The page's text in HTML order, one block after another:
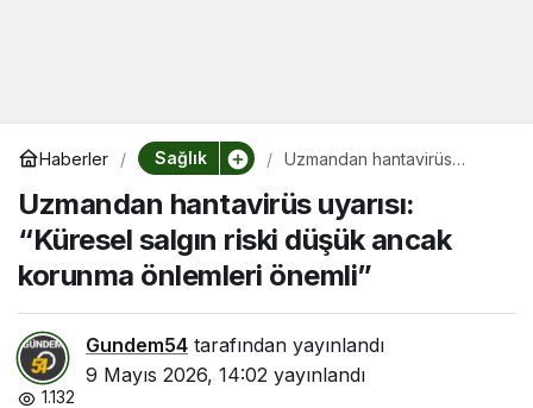
Haberler Sağlık
Uzmandan hantavirüs
düşük ancak korunma
önlemleri önemli”
Uzmandan hantavirüs uyarısı:
“Küresel salgın riski düşük ancak
korunma önlemleri önemli”
Gundem54 tarafından yayınlandı
9 Mayıs 2026, 14:02 yayınlandı
1.132